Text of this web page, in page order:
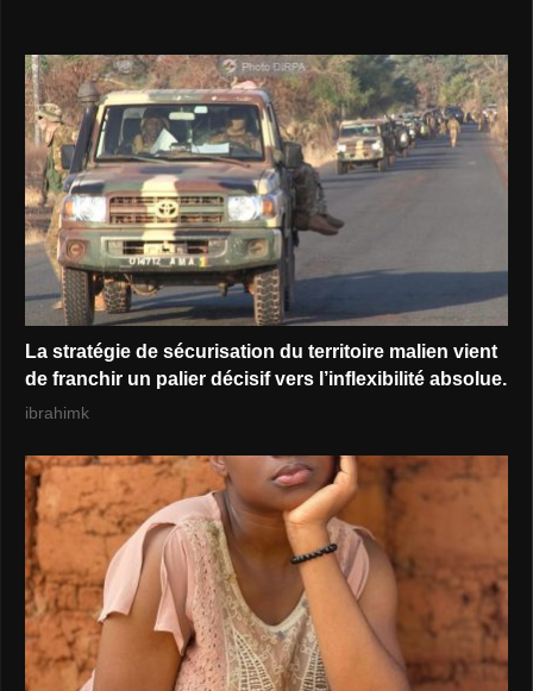
La stratégie de sécurisation du territoire malien vient
de franchir un palier décisif vers l’inflexibilité absolue.
ibrahimk